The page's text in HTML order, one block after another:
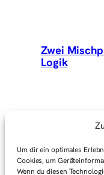
Um dir ein optimales
Cookies, um
Wenn du diesen
Zwei
Logik
Wir hätten